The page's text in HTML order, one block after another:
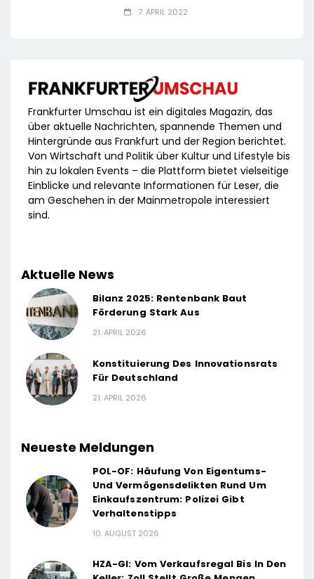
7. APRIL 2022
Frankfurter Umschau ist ein digitales Magazin, das
über aktuelle Nachrichten, spannende Themen und
Hintergründe aus Frankfurt und der Region berichtet.
Von Wirtschaft und Politik über Kultur und Lifestyle bis
hin zu lokalen Events – die Plattform bietet vielseitige
Einblicke und relevante Informationen für Leser, die
am Geschehen in der Mainmetropole interessiert
sind.
Aktuelle News
Bilanz 2025: Rentenbank Baut
Förderung Stark Aus
21. APRIL 2026
Konstituierung Des Innovationsrats
Für Deutschland
21. APRIL 2026
Neueste Meldungen
POL-OF: Häufung Von Eigentums-
Und Vermögensdelikten Rund Um
Einkaufszentrum: Polizei Gibt
Verhaltenstipps
10. AUGUST 2026
HZA-GI: Vom Verkaufsregal Bis In Den